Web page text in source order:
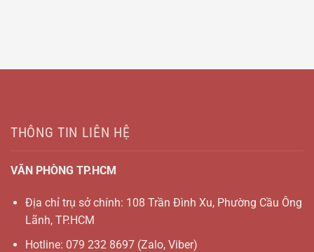
THÔNG TIN LIÊN HỆ
VĂN PHÒNG TP.HCM
Địa chỉ trụ sở chính: 108 Trần Đình Xu, Phường Cầu Ông
Lãnh, TP.HCM
Hotline: 079 232 8697(Zalo, Viber)